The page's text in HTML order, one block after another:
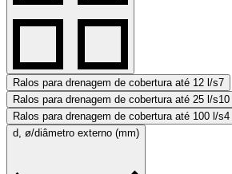
Ralos para drenagem de cobertura até 12 l/s7
Ralos para drenagem de cobertura até 25 l/s10
Ralos para drenagem de cobertura até 100 l/s4
d, ø/diâmetro externo (mm)